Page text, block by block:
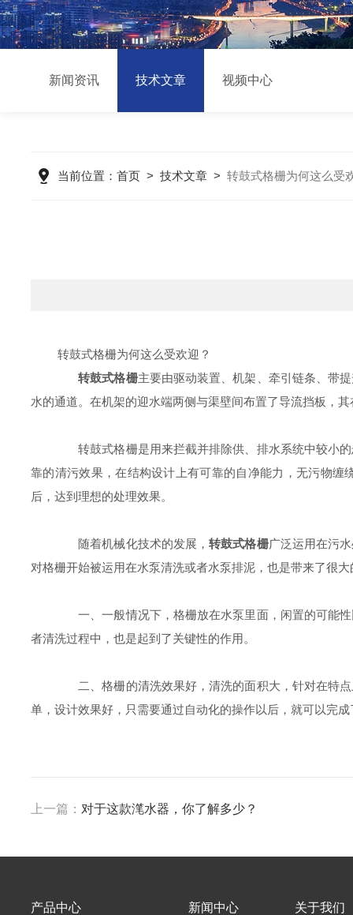
新闻资讯 技术文章 视频中心
当前位置： 首页 > 技术文章 > 转鼓式格栅为何这么受
转鼓式格栅为何这么受欢迎？
转鼓式格栅主要由驱动装置、机架、牵引链条、带
水的通道。在机架的迎水端两侧与渠壁间布置了导流挡板，
转鼓式格栅是用来拦截并排除供、排水系统中较小的
靠的清污效果，在结构设计上有可靠的自净能力，无污物
后，达到理想的处理效果。
随着机械化技术的发展，转鼓式格栅广泛运用在污
对格栅开始被运用在水泵清洗或者水泵排泥，也是带来了很
一、一般情况下，格栅放在水泵里面，闲置的可能性
者清洗过程中，也是起到了关键性的作用。
二、格栅的清洗效果好，清洗的面积大，针对在特点
单，设计效果好，只需要通过自动化的操作以后，就可以完
上一篇： 对于这款滗水器，你了解多少？
产品中心 新闻中心 关于我们